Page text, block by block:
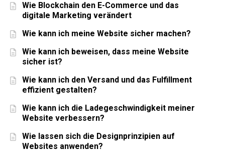
Wie Blockchain den E-Commerce und das
digitale Marketing verändert
Wie kann ich meine Website sicher machen?
Wie kann ich beweisen, dass meine Website
sicher ist?
Wie kann ich den Versand und das Fulfillment
effizient gestalten?
Wie kann ich die Ladegeschwindigkeit meiner
Website verbessern?
Wie lassen sich die Designprinzipien auf
Websites anwenden?